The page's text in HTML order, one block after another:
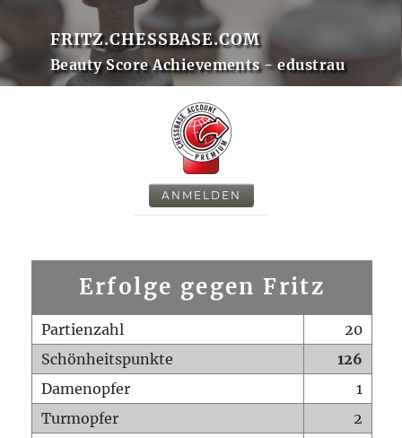
FRITZ.CHESSBASE.COM
Beauty Score Achievements - edustrau
ANMELDEN
Erfolge gegen Fritz
Partienzahl
20
Schönheitspunkte
126
Damenopfer
1
Turmopfer
2